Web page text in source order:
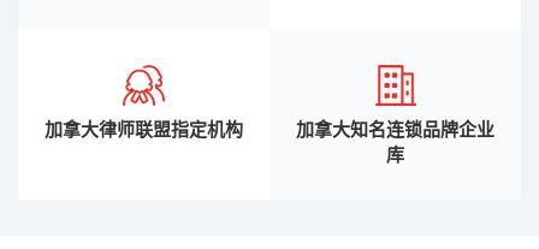
加拿大律师联盟指定机构
加拿大知名连锁品牌企业
库